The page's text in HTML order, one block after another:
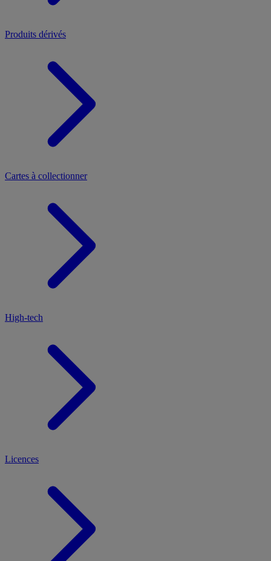
Produits dérivés
Cartes à collectionner
High-tech
Licences